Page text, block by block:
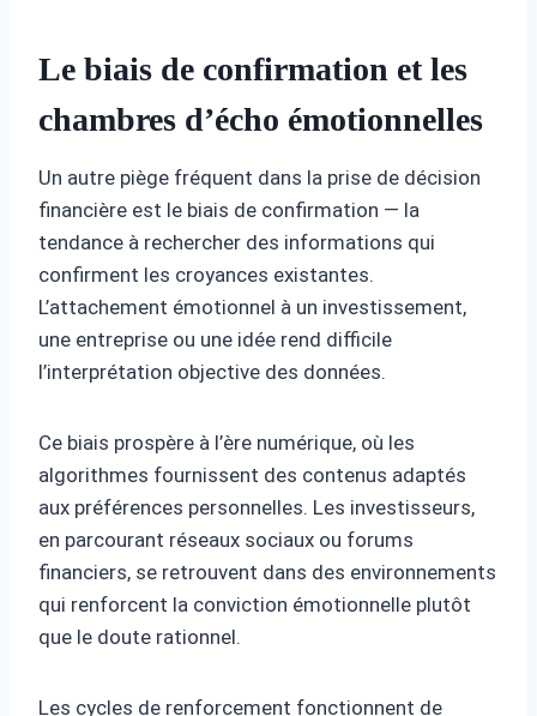
Le biais de confirmation et les
chambres d’écho émotionnelles
Un autre piège fréquent dans la prise de décision
financière est le biais de confirmation — la
tendance à rechercher des informations qui
confirment les croyances existantes.
L’attachement émotionnel à un investissement,
une entreprise ou une idée rend difficile
l’interprétation objective des données.
Ce biais prospère à l’ère numérique, où les
algorithmes fournissent des contenus adaptés
aux préférences personnelles. Les investisseurs,
en parcourant réseaux sociaux ou forums
financiers, se retrouvent dans des environnements
qui renforcent la conviction émotionnelle plutôt
que le doute rationnel.
Les cycles de renforcement fonctionnent de